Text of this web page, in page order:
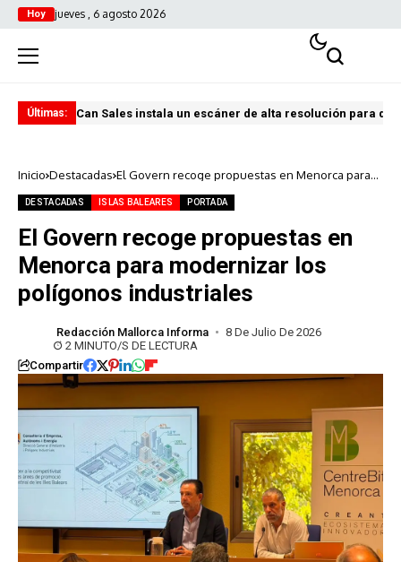
Hoy jueves , 6 agosto 2026
Últimas: Can Sales instala un escáner de alta resolución para
Inicio Destacadas El Govern recoge propuestas en Menorca para
DESTACADAS ISLAS BALEARES PORTADA
El Govern recoge propuestas en
Menorca para modernizar los
polígonos industriales
Redacción Mallorca Informa
8 De Julio De 2026
2 MINUTO/S DE LECTURA
Compartir